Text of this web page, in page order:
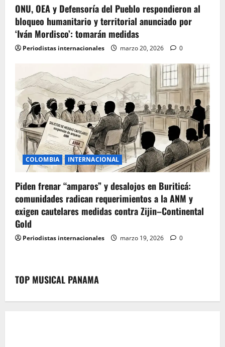
ONU, OEA y Defensoría del Pueblo respondieron al
bloqueo humanitario y territorial anunciado por
‘Iván Mordisco’: tomarán medidas
Periodistas internacionales marzo 20, 2026 0
COLOMBIA INTERNACIONAL
Piden frenar “amparos” y desalojos en Buriticá:
comunidades radican requerimientos a la ANM y
exigen cautelares medidas contra Zijin–Continental
Gold
Periodistas internacionales marzo 19, 2026 0
TOP MUSICAL PANAMA